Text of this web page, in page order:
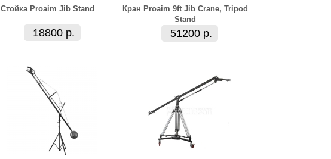
Стойка Proaim Jib Stand
18800 р.
Кран Proaim 9ft Jib Crane, Tripod
Stand
51200 р.